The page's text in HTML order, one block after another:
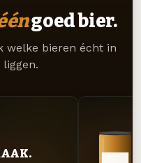
goed bier.
welke bieren écht in